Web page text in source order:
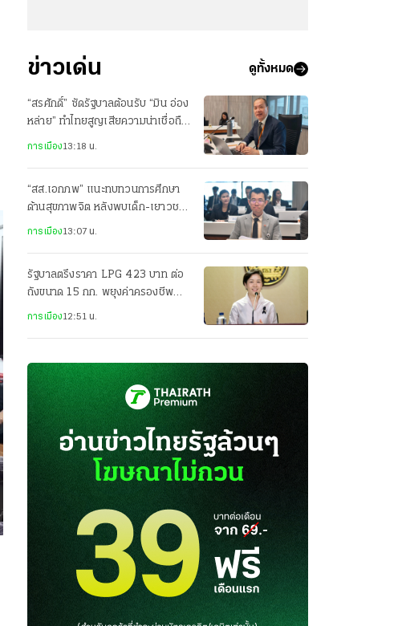
ข่าวเด่น ดูทั้งหมด
“สรศักดิ์” ซัดรัฐบาลต้อนรับ “มิน อ่อง
หล่าย” ทำไทยสูญเสียความน่าเชื่อถือ
ในเวทีโลก
การเมือง13:18 น.
“สส.เอกภพ” แนะทบทวนการศึกษา
ด้านสุขภาพจิต หลังพบเด็ก-เยาวชน
เสี่ยงซึมเศร้าสูง
การเมือง13:07 น.
รัฐบาลตรึงราคา LPG 423 บาท ต่อ
ถังขนาด 15 กก. พยุงค่าครองชีพ
ประชาชน
การเมือง12:51 น.